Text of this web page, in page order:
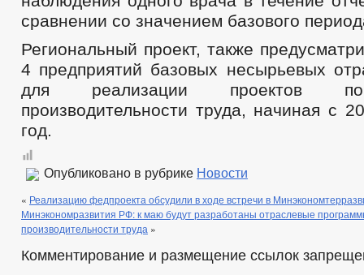
сравнении со значением базового
Региональный проект, также
4 предприятий базовых несырьевых
для реализации проектов
производительности труда, начиная с
год.
Опубликовано в рубрике Новости
« Реализацию федпроекта обсудили в ходе встречи в
Минэкономразвития РФ: к маю будут разработаны отраслевые
производительности труда »
Комментирование и размещение ссылок